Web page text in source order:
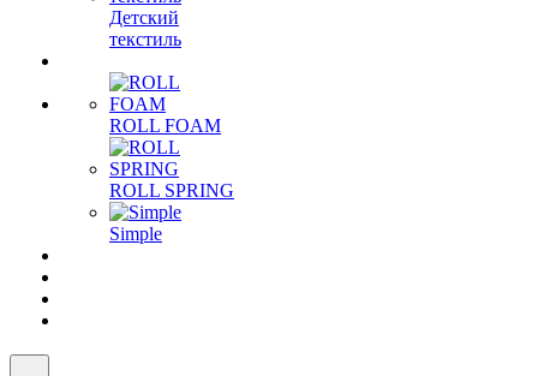
Детский
текстиль
ROLL FOAM
ROLL SPRING
Simple